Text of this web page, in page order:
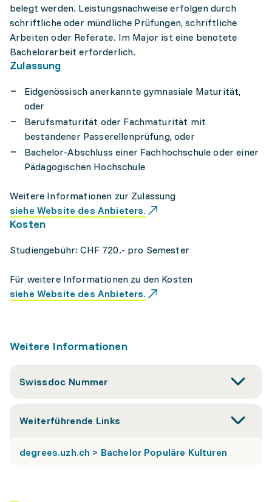
belegt werden. Leistungsnachweise erfolgen durch
schriftliche oder mündliche Prüfungen, schriftliche
Arbeiten oder Referate. Im Major ist eine benotete
Bachelorarbeit erforderlich.
Zulassung
Eidgenössisch anerkannte gymnasiale Maturität,
oder
Berufsmaturität oder Fachmaturität mit
bestandener Passerellenprüfung, oder
Bachelor-Abschluss einer Fachhochschule oder einer
Pädagogischen Hochschule
Weitere Informationen zur Zulassung
siehe Website des Anbieters.
Kosten
Studiengebühr: CHF 720.- pro Semester
Für weitere Informationen zu den Kosten
siehe Website des Anbieters.
Weitere Informationen
Swissdoc Nummer
Weiterführende Links
degrees.uzh.ch > Bachelor Populäre Kulturen